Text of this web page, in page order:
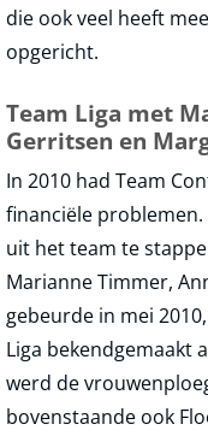
die ook veel heeft
opgericht.
Team Liga met
Gerritsen en
In 2010 had Team
financiële
uit het team te
Marianne Timmer,
gebeurde in mei
Liga bekendgemaakt
werd de
bovenstaande ook